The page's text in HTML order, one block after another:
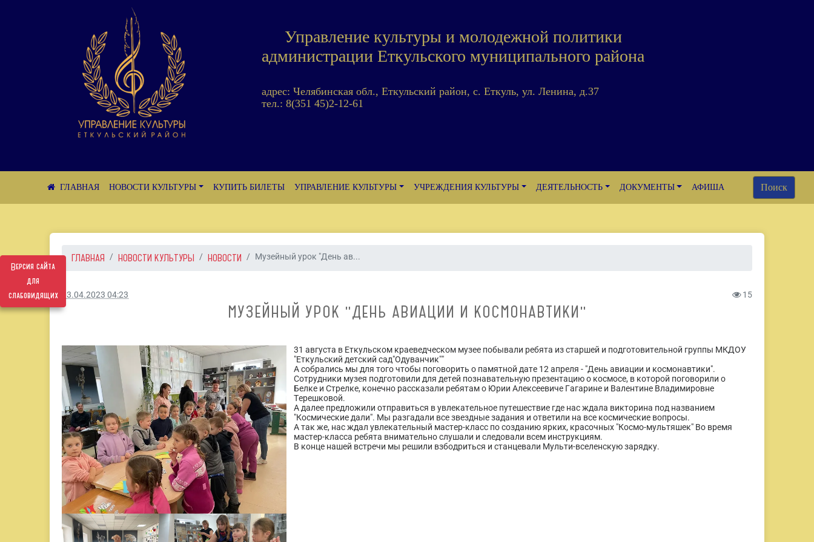
Версия сайта
для
слабовидящих
Управление культуры и молодежной политики
администрации Еткульского муниципального района
адрес: Челябинская обл., Еткульский район, с. Еткуль, ул. Ленина, д.37
тел.: 8(351 45)2-12-61
НОВОСТИ КУЛЬТУРЫ КУПИТЬ БИЛЕТЫ УПРАВЛЕНИЕ КУЛЬТУРЫ УЧРЕЖДЕНИЯ КУЛЬТУРЫ ДЕЯТЕЛЬНОСТЬ ДОКУМЕНТЫ АФИША Поиск
ГЛАВНАЯ НОВОСТИ КУЛЬТУРЫ НОВОСТИ Музейный урок "День ав...
03.04.2023 04:23 15
МУЗЕЙНЫЙ УРОК "ДЕНЬ АВИАЦИИ И КОСМОНАВТИКИ"
31 августа в Еткульском краеведческом музее побывали ребята из старшей и подготовительной группы МКДОУ
"Еткульский детский сад"Одуванчик""
А собрались мы для того чтобы поговорить о памятной дате 12 апреля - "День авиации и космонавтики".
Сотрудники музея подготовили для детей познавательную презентацию о космосе, в которой поговорили о
Белке и Стрелке, конечно рассказали ребятам о Юрии Алексеевиче Гагарине и Валентине Владимировне
Терешковой.
А далее предложили отправиться в увлекательное путешествие где нас ждала викторина под названием
"Космические дали". Мы разгадали все звездные задания и ответили на все космические вопросы.
А так же, нас ждал увлекательный мастер-класс по созданию ярких, красочных "Космо-мультяшек" Во время
мастер-класса ребята внимательно слушали и следовали всем инструкциям.
В конце нашей встречи мы решили взбодриться и станцевали Мульти-вселенскую зарядку.